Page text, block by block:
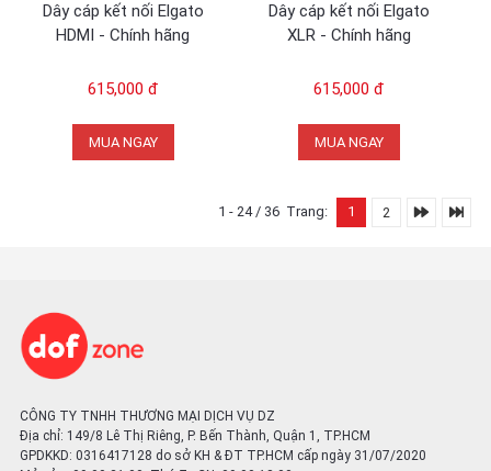
Dây cáp kết nối Elgato
HDMI - Chính hãng
615,000 đ
MUA NGAY
Dây cáp kết nối Elgato
XLR - Chính hãng
615,000 đ
MUA NGAY
1 - 24 / 36 Trang: 1 2
CÔNG TY TNHH THƯƠNG MẠI DỊCH VỤ DZ
Địa chỉ: 149/8 Lê Thị Riêng, P. Bến Thành, Quận 1, TP.HCM
GPDKKD: 0316417128 do sở KH & ĐT TP.HCM cấp ngày 31/07/2020